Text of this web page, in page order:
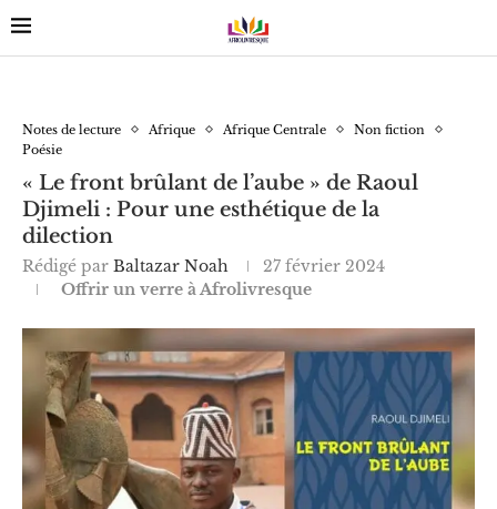
Notes de lecture Afrique Afrique Centrale
Non fiction
Poésie
« Le front brûlant de l’aube » de Raoul
Djimeli : Pour une esthétique de la
dilection
Rédigé par Baltazar Noah
27 février 2024
Offrir un verre à Afrolivresque